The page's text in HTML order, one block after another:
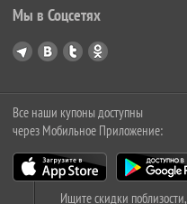
Мы в Соцсетях
Все наши купоны доступны
через Мобильное Приложение:
Ищите скидки поблизости,